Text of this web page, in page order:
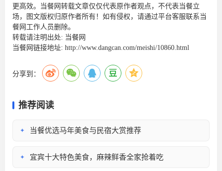
更高效。当餐网转载文章仅仅代表原作者观点，不代表当餐立
场，图文版权归原作者所有！如有侵权，请通过平台客服联系当
餐网工作人员删除。
转载请注明出处: 当餐网
当餐网链接地址: http://www.dangcan.com/meishi/10860.html
分享到：
推荐阅读
✦ 当餐优选马年美食与民宿大赏推荐
✦ 宜宾十大特色美食，麻辣鲜香全家抢着吃